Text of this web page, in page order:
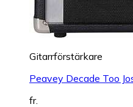
Gitarrförstärkare
Peavey Decade Too
fr.